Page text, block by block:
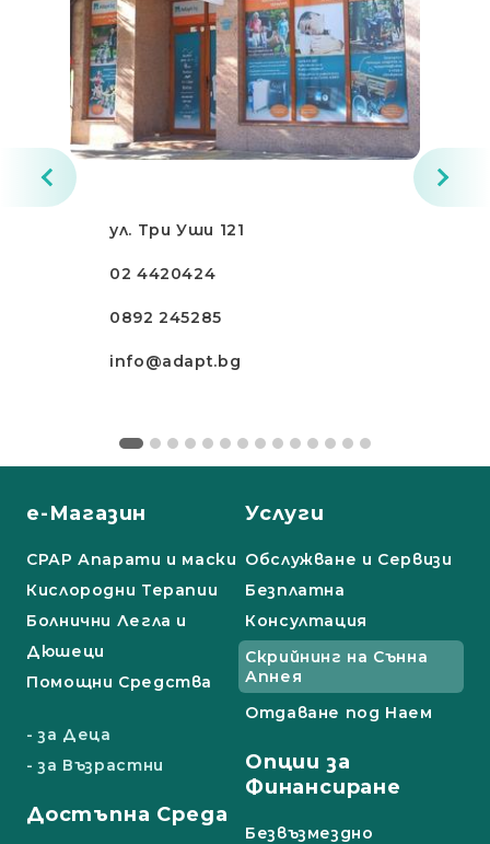
ул. Три Уши 121
02 4420424
0892 245285
info@adapt.bg
е-Магазин
СРАР Апарати и маски
Кислородни Терапии
Болнични Легла и
Дюшеци
Помощни Средства
- за Деца
- за Възрастни
Достъпна Среда
Услуги
Обслужване и Сервизи
Безплатна
Консултация
Скрийнинг на Сънна
Апнея
Отдаване под Наем
Опции за
Финансиране
Безвъзмездно